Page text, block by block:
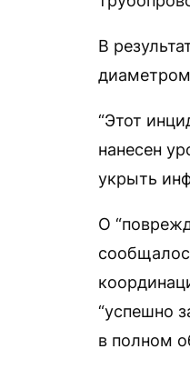
В
“Этот
нанесен
укрыть
О
“успешно
в полном